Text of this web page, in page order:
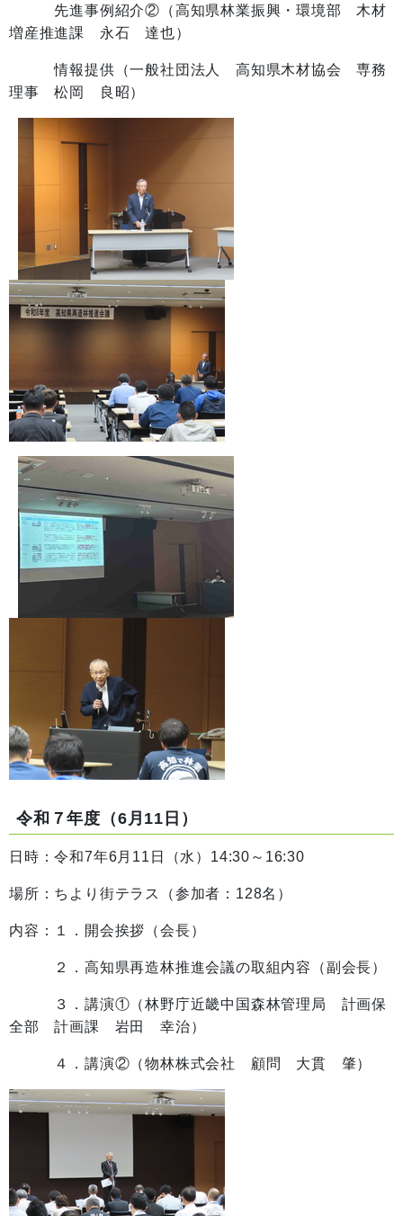
先進事例紹介②（高知県林業振興・環境部 木材
増産推進課 永石 達也）
情報提供（一般社団法人 高知県木材協会 専務
理事 松岡 良昭）
令和７年度（6月11日）
日時：令和7年6月11日（水）14:30～16:30
場所：ちより街テラス（参加者：128名）
内容：１．開会挨拶（会長）
２．高知県再造林推進会議の取組内容（副会長）
３．講演①（林野庁近畿中国森林管理局 計画保
全部 計画課 岩田 幸治）
４．講演②（物林株式会社 顧問 大貫 肇）